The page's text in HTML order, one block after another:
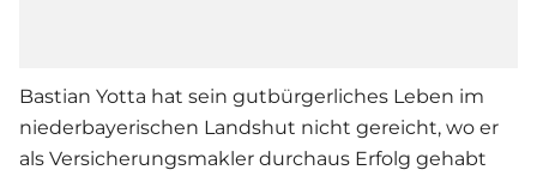
Bastian Yotta hat sein gutbürgerliches Leben im
niederbayerischen Landshut nicht gereicht, wo er
als Versicherungsmakler durchaus Erfolg gehabt